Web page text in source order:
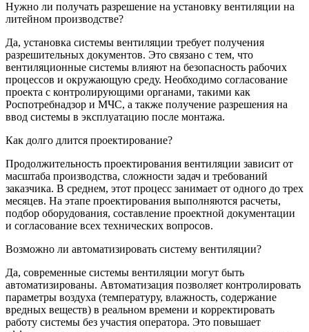
Нужно ли получать разрешение на установку вентиляции на
литейном производстве?
Да, установка системы вентиляции требует получения
разрешительных документов. Это связано с тем, что
вентиляционные системы влияют на безопасность рабочих
процессов и окружающую среду. Необходимо согласование
проекта с контролирующими органами, такими как
Роспотребнадзор и МЧС, а также получение разрешения на
ввод системы в эксплуатацию после монтажа.
Как долго длится проектирование?
Продолжительность проектирования вентиляции зависит от
масштаба производства, сложности задач и требований
заказчика. В среднем, этот процесс занимает от одного до трех
месяцев. На этапе проектирования выполняются расчеты,
подбор оборудования, составление проектной документации
и согласование всех технических вопросов.
Возможно ли автоматизировать систему вентиляции?
Да, современные системы вентиляции могут быть
автоматизированы. Автоматизация позволяет контролировать
параметры воздуха (температуру, влажность, содержание
вредных веществ) в реальном времени и корректировать
работу системы без участия оператора. Это повышает